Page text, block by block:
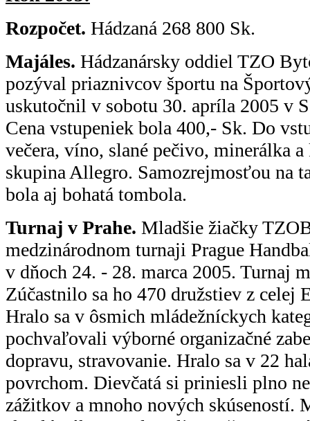
Rozpočet. Hádzaná 268 800 Sk.
Majáles. Hádzanársky oddiel TZO
pozýval priaznivcov športu na
uskutočnil v sobotu 30. apríla 2005 v
Cena vstupeniek bola 400,- Sk. Do
večera, víno, slané pečivo, minerálka
skupina Allegro. Samozrejmosťou na
bola aj bohatá tombola.
Turnaj v Prahe. Mladšie žiačky
medzinárodnom turnaji Prague
v dňoch 24. - 28. marca 2005. Turnaj
Zúčastnilo sa ho 470 družstiev z celej
Hralo sa v ôsmich mládežníckych
pochvaľovali výborné organizačné
dopravu, stravovanie. Hralo sa v 22
povrchom. Dievčatá si priniesli plno
zážitkov a mnoho nových skúseností.